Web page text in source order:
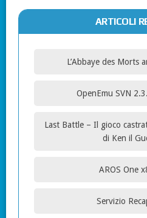
ARTICOLI
L’Abbaye des Morts
OpenEmu SVN
Last Battle – Il gioco
di Ken il
AROS One
Servizio